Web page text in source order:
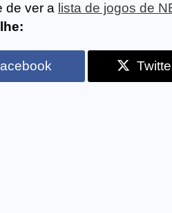
de ver a lista de jogos de